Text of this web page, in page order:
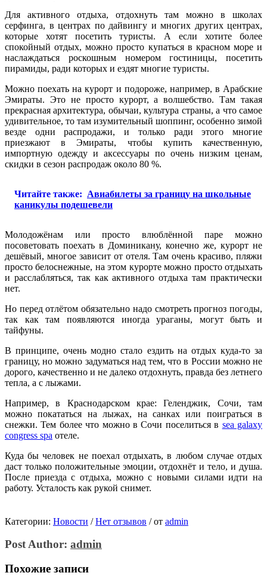
Для активного отдыха, отдохнуть там можно в школах
серфинга, в центрах по дайвингу и многих других центрах,
которые хотят посетить туристы. А если хотите более
спокойный отдых, можно просто купаться в красном море и
наслаждаться роскошным номером гостиницы, посетить
пирамиды, ради которых и ездят многие туристы.
Можно поехать на курорт и подороже, например, в Арабские
Эмираты. Это не просто курорт, а волшебство. Там такая
прекрасная архитектура, обычаи, культура страны, а что самое
удивительное, то там изумительный шоппинг, особенно зимой
везде одни распродажи, и только ради этого многие
приезжают в Эмираты, чтобы купить качественную,
импортную одежду и аксессуары по очень низким ценам,
скидки в сезон распродаж около 80 %.
Читайте также: Авиабилеты за границу на школьные
каникулы подешевели
Молодожёнам или просто влюблённой паре можно
посоветовать поехать в Доминикану, конечно же, курорт не
дешёвый, многое зависит от отеля. Там очень красиво, пляжи
просто белоснежные, на этом курорте можно просто отдыхать
и расслабляться, так как активного отдыха там практически
нет.
Но перед отлётом обязательно надо смотреть прогноз погоды,
так как там появляются иногда ураганы, могут быть и
тайфуны.
В принципе, очень модно стало ездить на отдых куда-то за
границу, но можно задуматься над тем, что в России можно не
дорого, качественно и не далеко отдохнуть, правда без летнего
тепла, а с лыжами.
Например, в Краснодарском крае: Геленджик, Сочи, там
можно покататься на лыжах, на санках или поиграться в
снежки. Тем более что можно в Сочи поселиться в sea galaxy
congress spa отеле.
Куда бы человек не поехал отдыхать, в любом случае отдых
даст только положительные эмоции, отдохнёт и тело, и душа.
После приезда с отдыха, можно с новыми силами идти на
работу. Усталость как рукой снимет.
Категории: Новости / Нет отзывов /от admin
Post Author: admin
Похожие записи